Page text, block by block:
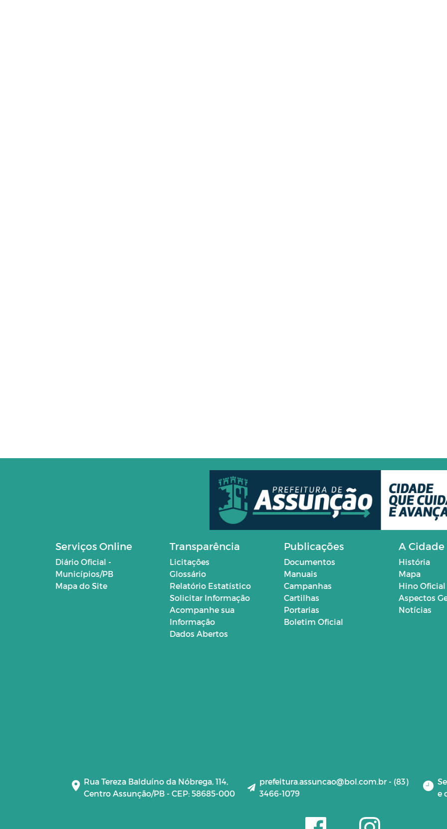
Serviços Online
Diário Oficial -
Municípios/PB
Mapa do Site
Transparência
Licitações
Glossário
Relatório Estatístico
Solicitar Informação
Acompanhe sua
Informação
Dados Abertos
Publicações
Documentos
Manuais
Campanhas
Cartilhas
Portarias
Boletim Oficial
A Cidade
História
Mapa
Hino Oficial
Aspectos
Notícias
Rua Tereza Balduíno da Nóbrega, 114,
Centro Assunção/PB - CEP: 58685-000
prefeitura.assuncao@bol.com.br - (83)
3466-1079
e